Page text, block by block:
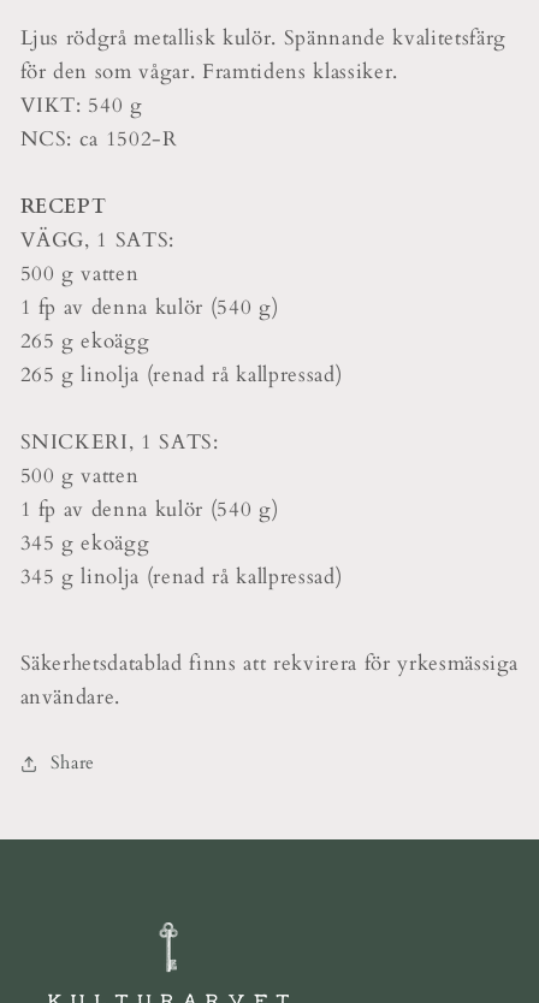
Ljus rödgrå metallisk kulör. Spännande kvalitetsfärg
för den som vågar. Framtidens klassiker.
VIKT: 540 g
NCS: ca 1502-R
RECEPT
VÄGG, 1 SATS:
500 g vatten
1 fp av denna kulör (540 g)
265 g ekoägg
265 g linolja (renad rå kallpressad)
SNICKERI, 1 SATS:
500 g vatten
1 fp av denna kulör (540 g)
345 g ekoägg
345 g linolja (renad rå kallpressad)
Säkerhetsdatablad finns att rekvirera för yrkesmässiga
användare.
Share